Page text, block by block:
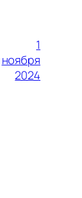
1
ноября
2024